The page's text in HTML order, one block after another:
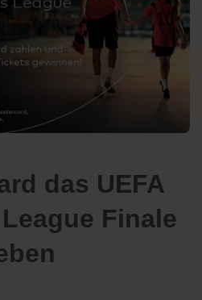
das UEFA
Finale